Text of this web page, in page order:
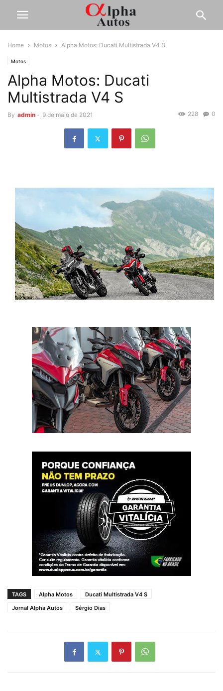
Home Motos Alpha Motos: Ducati Multistrada V4 S
Motos
Alpha Motos: Ducati
Multistrada V4 S
By admin - 9 de maio de 2021 0
228
TAGS Alpha Motos
Ducati Multistrada V4 S
Jornal Alpha Autos
Sérgio Dias